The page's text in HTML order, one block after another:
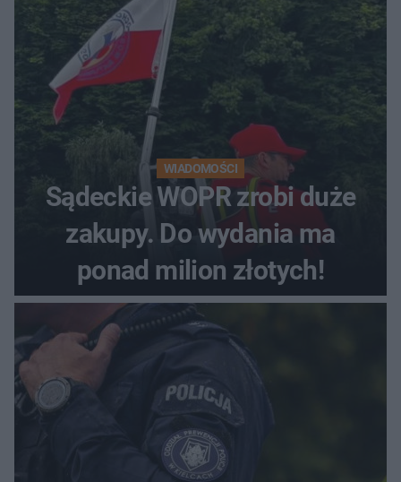
WIADOMOŚCI
Sądeckie WOPR zrobi duże
zakupy. Do wydania ma
ponad milion złotych!